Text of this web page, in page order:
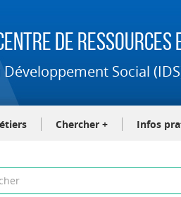
de Ressources
Social
Chercher + Infos